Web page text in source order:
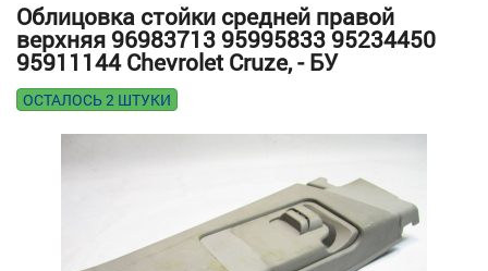
Облицовка стойки средней правой
верхняя 96983713 95995833 95234450
95911144 Chevrolet Cruze, - БУ
ОСТАЛОСЬ 2 ШТУКИ